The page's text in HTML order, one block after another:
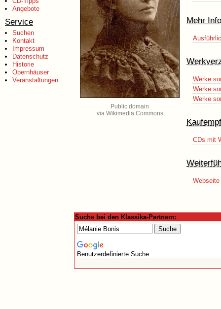
Angebote
Service
Suchen
Kontakt
Impressum
Datenschutz
Historie
Opernhäuser
Veranstaltungen
Public domain
via Wikimedia Commons
Mehr
Werke
Werke
Werke
CDs mit
Suche bei den Klassika-Partnern:
Benutzerdefinierte Suche